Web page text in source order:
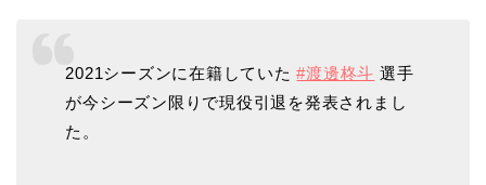
2021シーズンに在籍していた#渡邊柊斗 選手
が今シーズン限りで現役引退を発表されまし
た。